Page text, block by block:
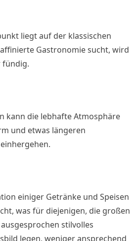
liegt auf der klassischen
Gastronomie sucht, wird
fündig.
kann die lebhafte Atmosphäre
und etwas längeren
einiger Getränke und Speisen
was für diejenigen, die großen
stilvolles
legen, weniger ansprechend